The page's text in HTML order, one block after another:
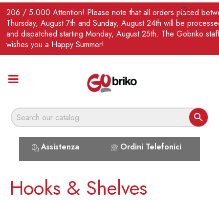
206 / 5.000 Attention! Please note that all orders placed
Thursday, August 7th and Sunday, August 24th will be
and dispatched starting Monday, August 25th. The Gobriko
wishes you a Happy Summer!

Assistenza Ordini Telefonici
EN 
Hooks & Shelves